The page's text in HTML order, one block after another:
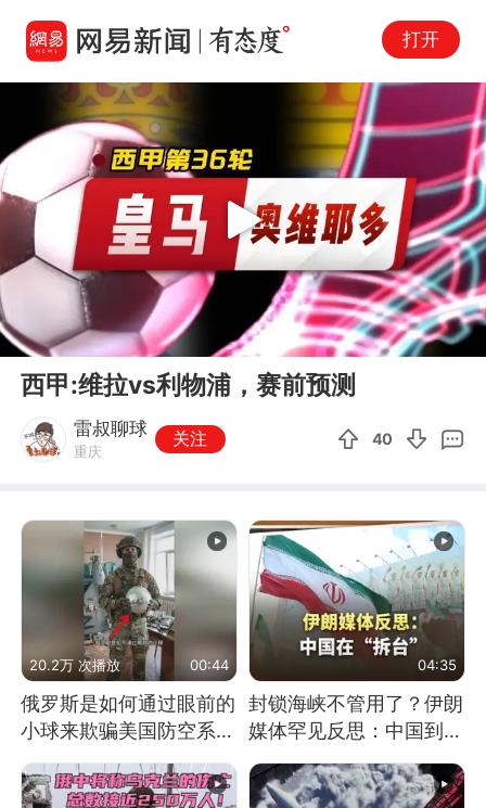
打开
00:00 03:09
Play
西甲:维拉vs利物浦，赛前预测
雷叔聊球
重庆
关注 40
20.2万 次播放 00:44
俄罗斯是如何通过眼前的
小球来欺骗美国防空系统
的
04:35
封锁海峡不管用了？伊朗
媒体罕见反思：中国到底
是不是在"拆台"